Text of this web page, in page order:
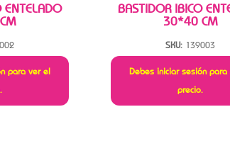
ENTELADO
para ver el
BASTIDOR IBICO
30*40 CM
SKU: 139003
Debes iniciar sesión para
precio.